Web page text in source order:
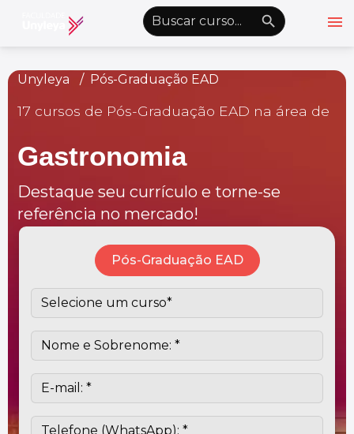
menu
Graduação EAD
Pós-Graduação EAD
Conheça a Unyleyakeyboard_arrow_down
Alianças Acadêmicas
Convênios
keyboard_arrow_down
UnyVantagens
person Área do Aluno schoolQuero ser Aluno
Unyleya Pós-Graduação EAD
17 cursos de Pós-Graduação EAD na área de
Gastronomia
Destaque seu currículo e torne-se
referência no mercado!
Pós-Graduação EAD